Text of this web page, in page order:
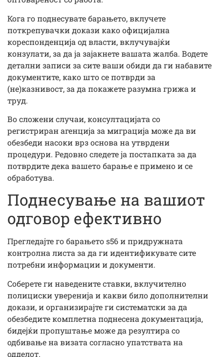
Кога го поднесувате барањето, вклучете
поткрепувачки докази како официјална
кореспонденција од власти, вклучувајќи
конзулати, за да ја зајакнете вашата жалба. Водете
детални записи за сите ваши обиди да ги набавите
документите, како што се потврди за
(не)казнивост, за да покажете разумна грижа и
труд.
Во сложени случаи, консултацијата со
регистриран агенција за миграција може да ви
обезбеди насоки врз основа на утврдени
процедури. Редовно следете ја постапката за да
потврдите дека вашето барање е примено и се
обработува.
Поднесување на вашиот
одговор ефективно
Прегледајте го барањето s56 и придружната
контролна листа за да ги идентификувате сите
потребни информации и документи.
Соберете ги наведените ставки, вклучително
полициски уверенија и какви било дополнителни
докази, и организирајте ги систематски за да
обезбедите комплетна поднесена документација,
бидејќи пропуштање може да резултира со
одбивање на визата согласно упатствата на
одделот.